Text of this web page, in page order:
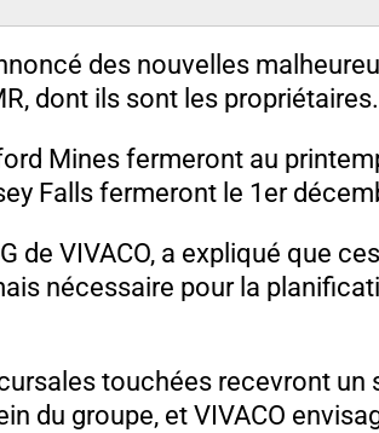
des nouvelles
dont ils sont les propriétaires.
Mines fermeront au
Falls fermeront le 1er
de VIVACO, a expliqué que
nécessaire pour la
touchées recevront
du groupe, et VIVACO